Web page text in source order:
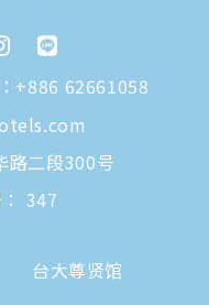
+886 62661058
路二段300号
347
台大尊贤馆